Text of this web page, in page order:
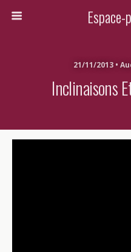
21/11/2013 •
Inclinaisons